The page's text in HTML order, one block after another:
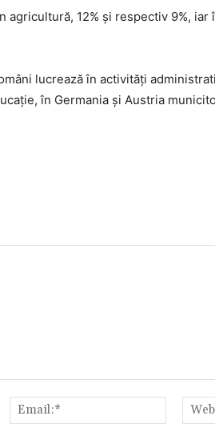
12% și respectiv 9%, iar
lucrează în activități
în Germania și Austria
Nume:*
Email:*